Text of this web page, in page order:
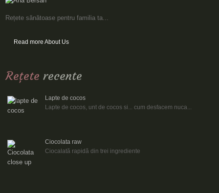
Rețete sănătoase pentru familia ta...
Read more About Us
Reţete recente
Lapte de cocos
Lapte de cocos, unt de cocos si... cum desfacem nuca...
Ciocolata raw
Ciocalată rapidă din trei ingrediente